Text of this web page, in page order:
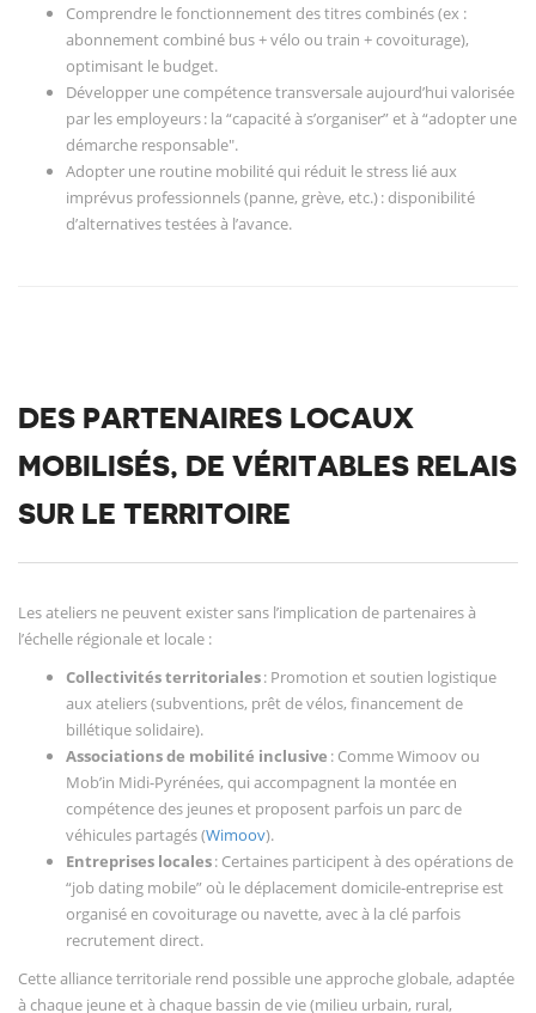
Comprendre le fonctionnement des titres combinés (ex :
abonnement combiné bus + vélo ou train + covoiturage),
optimisant le budget.
Développer une compétence transversale aujourd’hui valorisée
par les employeurs : la “capacité à s’organiser” et à “adopter une
démarche responsable".
Adopter une routine mobilité qui réduit le stress lié aux
imprévus professionnels (panne, grève, etc.) : disponibilité
d’alternatives testées à l’avance.
DES PARTENAIRES LOCAUX
MOBILISÉS, DE VÉRITABLES RELAIS
SUR LE TERRITOIRE
Les ateliers ne peuvent exister sans l’implication de partenaires à
l’échelle régionale et locale :
Collectivités territoriales: Promotion et soutien logistique
aux ateliers (subventions, prêt de vélos, financement de
billétique solidaire).
Associations de mobilité inclusive : Comme Wimoov ou
Mob’in Midi-Pyrénées, qui accompagnent la montée en
compétence des jeunes et proposent parfois un parc de
véhicules partagés (Wimoov).
Entreprises locales: Certaines participent à des opérations de
“job dating mobile” où le déplacement domicile-entreprise est
organisé en covoiturage ou navette, avec à la clé parfois
recrutement direct.
Cette alliance territoriale rend possible une approche globale, adaptée
à chaque jeune et à chaque bassin de vie (milieu urbain, rural,